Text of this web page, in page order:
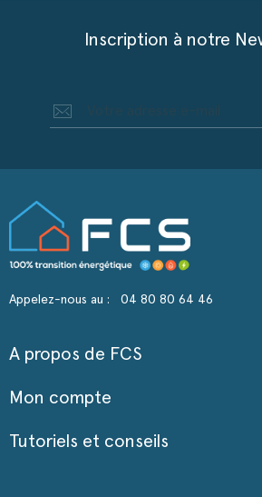
Inscription à notre
Appelez-nous au : 04 80 80 64 46
A propos de FCS
Mon compte
Tutoriels et conseils